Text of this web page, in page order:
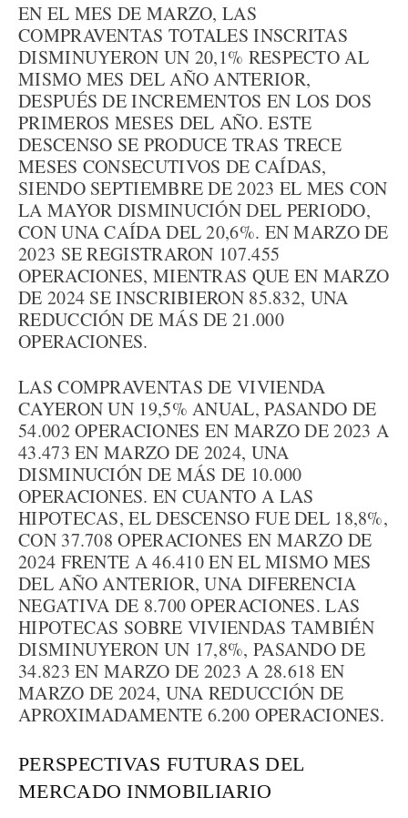
EN EL MES DE MARZO, LAS
COMPRAVENTAS TOTALES INSCRITAS
DISMINUYERON UN 20,1% RESPECTO AL
MISMO MES DEL AÑO ANTERIOR,
DESPUÉS DE INCREMENTOS EN LOS DOS
PRIMEROS MESES DEL AÑO. ESTE
DESCENSO SE PRODUCE TRAS TRECE
MESES CONSECUTIVOS DE CAÍDAS,
SIENDO SEPTIEMBRE DE 2023 EL MES CON
LA MAYOR DISMINUCIÓN DEL PERIODO,
CON UNA CAÍDA DEL 20,6%. EN MARZO DE
2023 SE REGISTRARON 107.455
OPERACIONES, MIENTRAS QUE EN MARZO
DE 2024 SE INSCRIBIERON 85.832, UNA
REDUCCIÓN DE MÁS DE 21.000
OPERACIONES.
LAS COMPRAVENTAS DE VIVIENDA
CAYERON UN 19,5% ANUAL, PASANDO DE
54.002 OPERACIONES EN MARZO DE 2023 A
43.473 EN MARZO DE 2024, UNA
DISMINUCIÓN DE MÁS DE 10.000
OPERACIONES. EN CUANTO A LAS
HIPOTECAS, EL DESCENSO FUE DEL 18,8%,
CON 37.708 OPERACIONES EN MARZO DE
2024 FRENTE A 46.410 EN EL MISMO MES
DEL AÑO ANTERIOR, UNA DIFERENCIA
NEGATIVA DE 8.700 OPERACIONES. LAS
HIPOTECAS SOBRE VIVIENDAS TAMBIÉN
DISMINUYERON UN 17,8%, PASANDO DE
34.823 EN MARZO DE 2023 A 28.618 EN
MARZO DE 2024, UNA REDUCCIÓN DE
APROXIMADAMENTE 6.200 OPERACIONES.
PERSPECTIVAS FUTURAS DEL
MERCADO INMOBILIARIO